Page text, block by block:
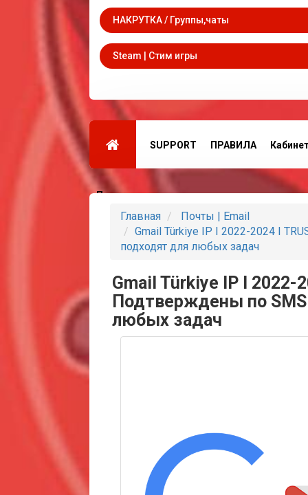
НАКРУТКА / Группы,чаты
Steam | Стим игры
SUPPORT ПРАВИЛА
Партнеры
Главная
Почты | Email
Gmail Türkiye IP I 2022-2024 I
подходят для любых задач
Gmail Türkiye IP I 2022-
Подтверждены по
любых задач